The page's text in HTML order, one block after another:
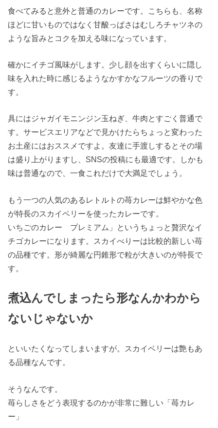
食べてみると意外と普通のカレーです。こちらも、名称
ほどに甘いものではなく甘酸っぱさはむしろチャツネの
ような旨みとコクを加える味になっています。
確かにイチゴ風味がします。少し顔を出すくらいに隠し
味を入れた時に感じるようなかすかなフルーツの香りで
す。
具にはジャガイモニンジン玉ねぎ、牛肉とすごく普通で
す。サービスエリアなどで見かけたらちょっと変わった
お土産にはおススメですよ。友達に手渡しするとその場
は盛り上がりますし、SNSの投稿にも最適です。しかも
味は普通なので、一食これだけで大満足でしょう。
もう一つの人気のあるレトルトの苺カレーは鮮やかな色
が特長のスカイベリーを使ったカレーです。
いちごのカレー プレミアム」というちょっと贅沢なイ
チゴカレーになります。スカイべりーは比較的新しい苺
の品種です。形が綺麗な円錐形で粒が大きいのが特長で
す。
煮込んでしまったら形なんかわから
ないじゃないか
といいたくなってしまいますが。スカイベリーは艶もあ
る品種なんです。
そうなんです。
苺らしさをどう表現するのかが非常に難しい「苺カレ
ー」